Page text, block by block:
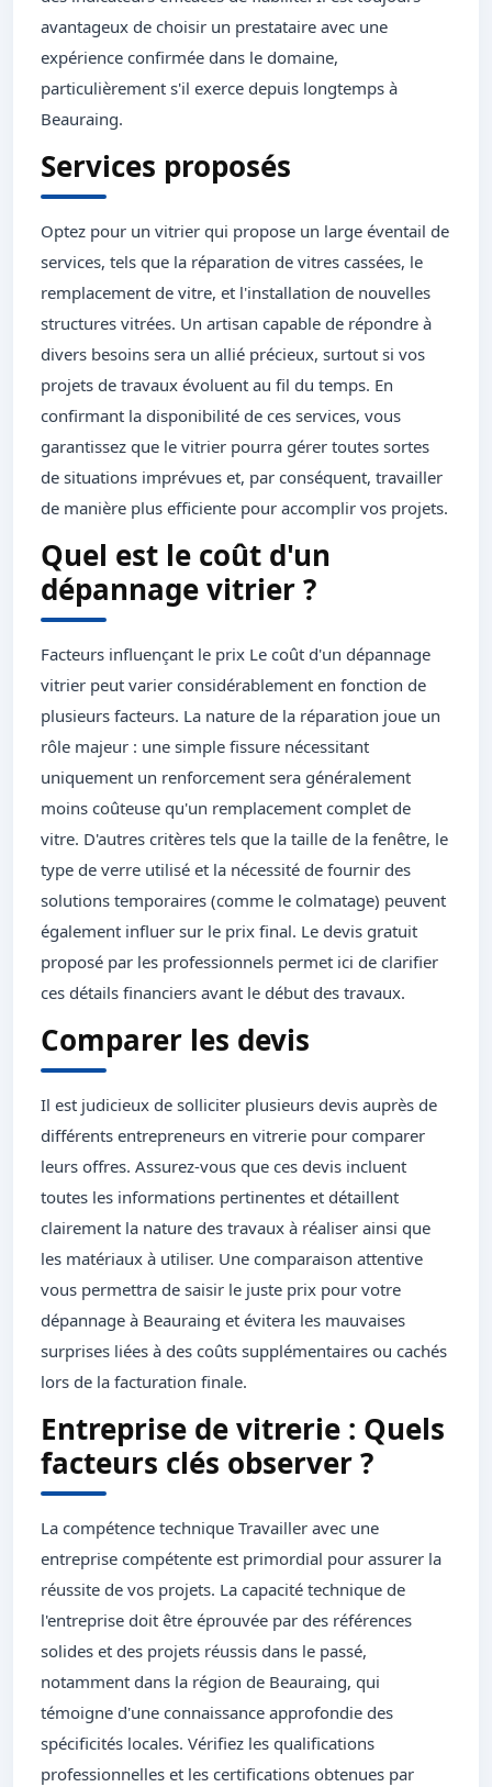
avantageux de choisir un prestataire avec une
expérience confirmée dans le domaine,
particulièrement s'il exerce depuis longtemps à
Beauraing.
Services proposés
Optez pour un vitrier qui propose un large éventail de
services, tels que la réparation de vitres cassées, le
remplacement de vitre, et l'installation de nouvelles
structures vitrées. Un artisan capable de répondre à
divers besoins sera un allié précieux, surtout si vos
projets de travaux évoluent au fil du temps. En
confirmant la disponibilité de ces services, vous
garantissez que le vitrier pourra gérer toutes sortes
de situations imprévues et, par conséquent, travailler
de manière plus efficiente pour accomplir vos projets.
Quel est le coût d'un
dépannage vitrier ?
Facteurs influençant le prix Le coût d'un dépannage
vitrier peut varier considérablement en fonction de
plusieurs facteurs. La nature de la réparation joue un
rôle majeur : une simple fissure nécessitant
uniquement un renforcement sera généralement
moins coûteuse qu'un remplacement complet de
vitre. D'autres critères tels que la taille de la fenêtre, le
type de verre utilisé et la nécessité de fournir des
solutions temporaires (comme le colmatage) peuvent
également influer sur le prix final. Le devis gratuit
proposé par les professionnels permet ici de clarifier
ces détails financiers avant le début des travaux.
Comparer les devis
Il est judicieux de solliciter plusieurs devis auprès de
différents entrepreneurs en vitrerie pour comparer
leurs offres. Assurez-vous que ces devis incluent
toutes les informations pertinentes et détaillent
clairement la nature des travaux à réaliser ainsi que
les matériaux à utiliser. Une comparaison attentive
vous permettra de saisir le juste prix pour votre
dépannage à Beauraing et évitera les mauvaises
surprises liées à des coûts supplémentaires ou cachés
lors de la facturation finale.
Entreprise de vitrerie : Quels
facteurs clés observer ?
La compétence technique Travailler avec une
entreprise compétente est primordial pour assurer la
réussite de vos projets. La capacité technique de
l'entreprise doit être éprouvée par des références
solides et des projets réussis dans le passé,
notamment dans la région de Beauraing, qui
témoigne d'une connaissance approfondie des
spécificités locales. Vérifiez les qualifications
professionnelles et les certifications obtenues par